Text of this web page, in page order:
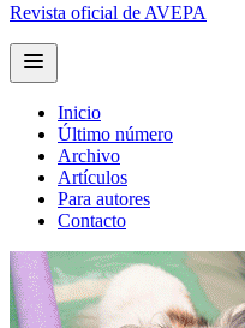
Revista oficial de AVEPA
Open main menu
Inicio
Último número
Archivo
Artículos
Para autores
Contacto